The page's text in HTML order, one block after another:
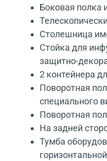
Боковая полка
Столешница
Стойка для
защитно-
2 контейнера
Поворотная
специального
Поворотная
На задней
Тумба